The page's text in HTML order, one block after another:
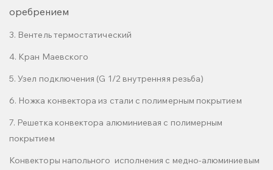
оребрением
3. Вентель термостатический
4. Кран Маевского
5. Узел подключения (G 1/2 внутренняя резьба)
6. Ножка конвектора из стали с полимерным покрытием
7. Решетка конвектора алюминиевая с полимерным
покрытием
Конвекторы напольного исполнения с медно-алюминиевым